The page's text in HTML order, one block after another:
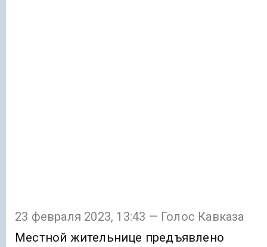
23 февраля 2023, 13:43 — Голос Кавказа
Местной жительнице предъявлено